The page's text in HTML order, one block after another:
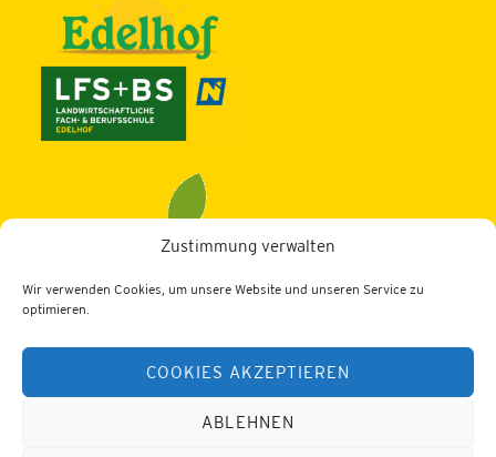
Zustimmung verwalten
Wir verwenden Cookies, um unsere Website und unseren Service zu
optimieren.
COOKIES AKZEPTIEREN
ABLEHNEN
LBZ Edelhof
Tel.: 02822/52402
https://lfs-edelhof.ac.at